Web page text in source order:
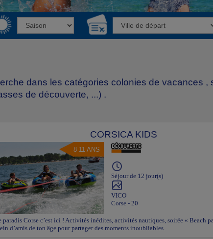
dans les catégories colonies de vacances ,
de découverte, ...) .
CORSICA KIDS
8-11 ANS
Séjour de 12 jour(s)
VICO
Corse - 20
paradis Corse c’est ici ! Activités inédites, activités nautiques, soirée « Beach
d’amis de ton âge pour partager des moments inoubliables.